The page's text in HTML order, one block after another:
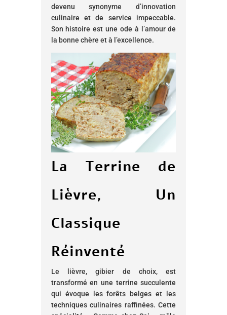
devenu synonyme d’innovation
culinaire et de service impeccable.
Son histoire est une ode à l’amour de
la bonne chère et à l’excellence.
La Terrine de
Lièvre, Un
Classique
Réinventé
Le lièvre, gibier de choix, est
transformé en une terrine succulente
qui évoque les forêts belges et les
techniques culinaires raffinées. Cette